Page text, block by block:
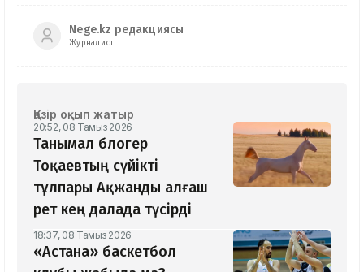
Nege.kz редакциясы
Журналист
Қазір оқып жатыр
20:52, 08 Тамыз 2026
Танымал блогер
Тоқаевтың сүйікті
тұлпары Ақжанды алғаш
рет кең далада түсірді
18:37, 08 Тамыз 2026
«Астана» баскетбол